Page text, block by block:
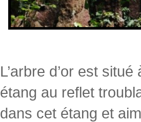
L’arbre d’or est
étang au reflet
dans cet étang et